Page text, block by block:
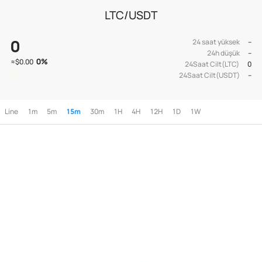
LTC/USDT
0
≈$0.00 0%
24 saat yüksek
--
24h düşük
--
24Saat Cilt(LTC)
0
24Saat Cilt(USDT)
--
Line 1m 5m 15m 30m 1H 4H 12H 1D 1W